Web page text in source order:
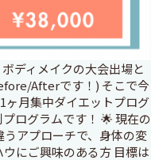
ディメイクの大会出場と
Afterです！) そこで今
ヶ月集中ダイエットプログ
ログラムです！ 🌟 現在の
アプローチで、身体の変
にご興味のある方 目標は